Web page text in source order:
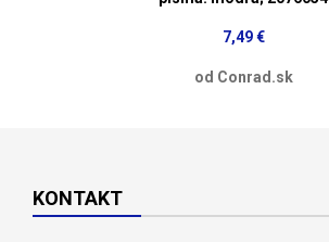
7,49 €
od Conrad.sk
KONTAKT